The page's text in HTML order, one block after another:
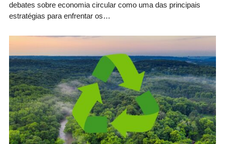
debates sobre economia circular como uma das principais
estratégias para enfrentar os…